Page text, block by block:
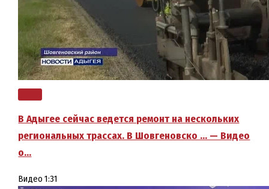
В Адыгее сейчас ведется ремонт на нескольких
региональных трассах. В Шовгеновско … — Видео
о…
Видео 1:31